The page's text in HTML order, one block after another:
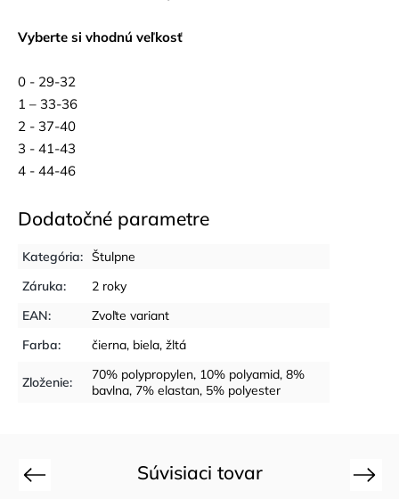
Vyberte si vhodnú veľkosť
0 - 29-32
1 – 33-36
2 - 37-40
3 - 41-43
4 - 44-46
Dodatočné parametre
Kategória: Štulpne
Záruka:
2 roky
EAN:
Zvoľte variant
Farba: čierna, biela, žltá
Zloženie:
70% polypropylen, 10% polyamid, 8%
bavlna, 7% elastan, 5% polyester
Súvisiaci tovar
Previous Next